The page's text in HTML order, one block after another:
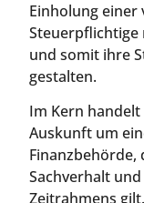
Einholung
Steuerpflichtige
und somit ihre
gestalten.
Im Kern
Auskunft um
Sachverhalt
Zeitrahmens